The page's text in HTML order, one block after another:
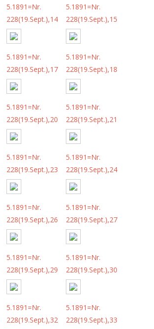
5.1891=Nr.
228(19.Sept.),14
5.1891=Nr.
228(19.Sept.),15
5.1891=Nr.
228(19.Sept.),17
5.1891=Nr.
228(19.Sept.),18
5.1891=Nr.
228(19.Sept.),20
5.1891=Nr.
228(19.Sept.),21
5.1891=Nr.
228(19.Sept.),23
5.1891=Nr.
228(19.Sept.),24
5.1891=Nr.
228(19.Sept.),26
5.1891=Nr.
228(19.Sept.),27
5.1891=Nr.
228(19.Sept.),29
5.1891=Nr.
228(19.Sept.),30
5.1891=Nr.
228(19.Sept.),32
5.1891=Nr.
228(19.Sept.),33